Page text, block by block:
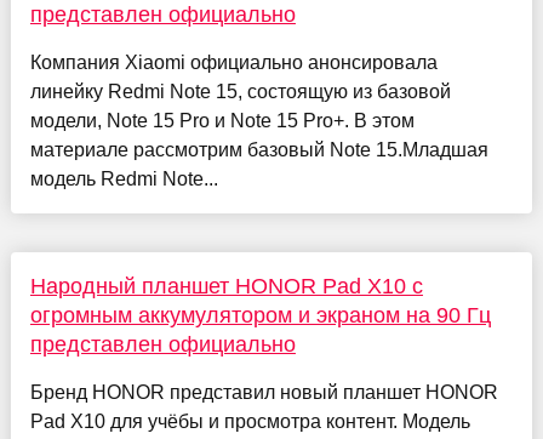
представлен официально
Компания Xiaomi официально анонсировала
линейку Redmi Note 15, состоящую из базовой
модели, Note 15 Pro и Note 15 Pro+. В этом
материале рассмотрим базовый Note 15.Младшая
модель Redmi Note...
Народный планшет HONOR Pad X10 с
огромным аккумулятором и экраном на 90 Гц
представлен официально
Бренд HONOR представил новый планшет HONOR
Pad X10 для учёбы и просмотра контент. Модель